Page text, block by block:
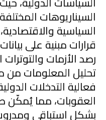
السيناريوهات
السياسية
قرارات مبنية على
رصد الأزمات
تحليل المعلومات من
فعالية التدخلات
العقوبات،مما يُمكّن
بشكل استباقى